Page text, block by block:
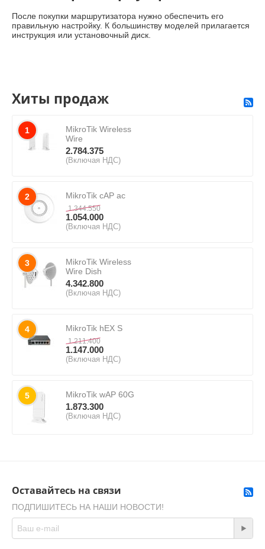
После покупки маршрутизатора нужно обеспечить его
правильную настройку. К большинству моделей прилагается
инструкция или установочный диск.
Хиты продаж
1
MikroTik Wireless
Wire
2.784.375
(Включая НДС)
2 MikroTik cAP ac
1.344.550
1.054.000
(Включая НДС)
3
MikroTik Wireless
Wire Dish
4.342.800
(Включая НДС)
4 MikroTik hEX S
1.211.400
1.147.000
(Включая НДС)
5 MikroTik wAP 60G
1.873.300
(Включая НДС)
Оставайтесь на связи
ПОДПИШИТЕСЬ НА НАШИ НОВОСТИ!